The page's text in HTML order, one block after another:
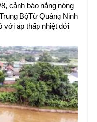
cảnh báo nắng nóng
BộTừ Quảng Ninh
với áp thấp nhiệt đới